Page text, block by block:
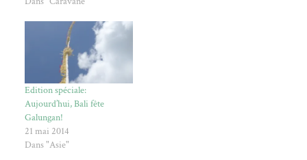
Edition spéciale:
Aujourd’hui, Bali fête
Galungan!
21 mai 2014
Dans "Asie"